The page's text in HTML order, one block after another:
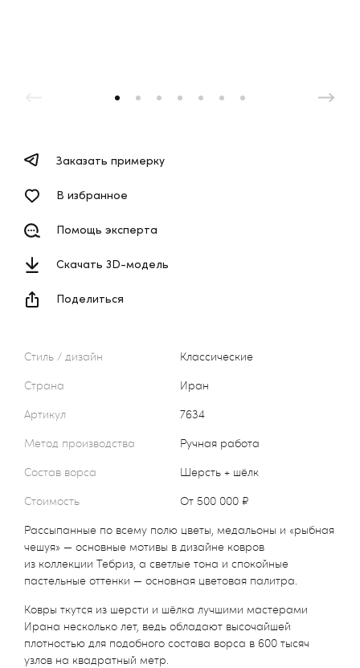
Стиль / дизайн
Классические
Страна
Иран
Артикул
7634
Метод производства
Ручная работа
Состав ворса
Шерсть + шёлк
Стоимость
от 500 000 ₽
Рассыпанные по всему полю цветы, медальоны и «рыбная
чешуя» — основные мотивы в дизайне ковров
из коллекции Тебриз, а светлые тона и спокойные
пастельные оттенки — основная цветовая палитра.
Ковры ткутся из шерсти и шёлка лучшими мастерами
Ирана несколько лет, ведь обладают высочайшей
плотностью для подобного состава ворса в 600 тысяч
узлов на квадратный метр.
Заказать примерку
В избранное
Помощь эксперта
Скачать 3D-модель
Поделиться